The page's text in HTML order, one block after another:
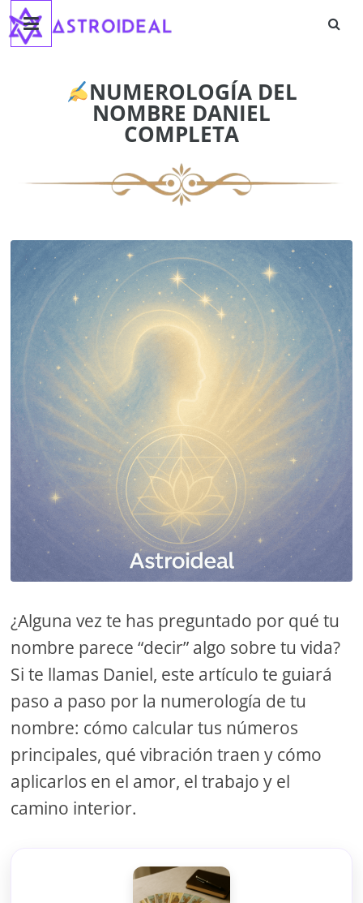
Saltar
contenido
Astroideal
NUMEROLOGÍA DEL
NOMBRE DANIEL
COMPLETA
¿Alguna vez te has preguntado por qué tu
nombre parece “decir” algo sobre tu vida?
Si te llamas Daniel, este artículo te guiará
paso a paso por la numerología de tu
nombre: cómo calcular tus números
principales, qué vibración traen y cómo
aplicarlos en el amor, el trabajo y el
camino interior.